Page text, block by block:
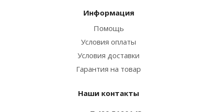
Информация
Помощь
Условия оплаты
Условия доставки
Гарантия на товар
Наши контакты